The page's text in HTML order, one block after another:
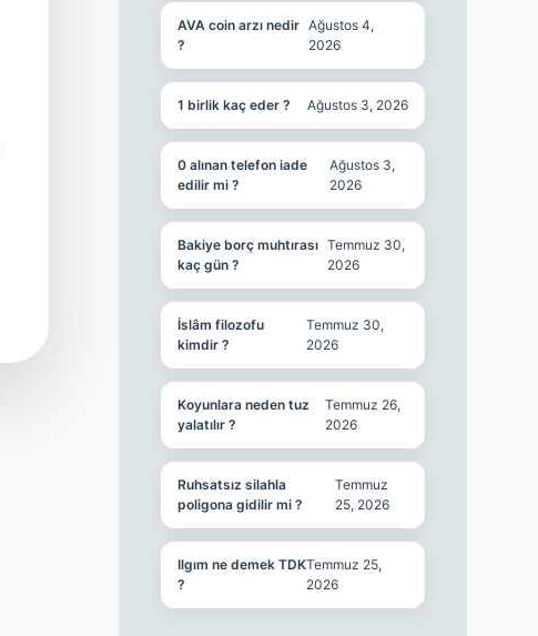
AVA coin arzı nedir
?
Ağustos 4,
2026
1 birlik kaç eder ? Ağustos 3, 2026
0 alınan telefon iade
edilir mi ?
Ağustos 3,
2026
Bakiye borç muhtırası
kaç gün ?
Temmuz 30,
2026
İslâm filozofu
kimdir ?
Temmuz 30,
2026
Koyunlara neden tuz
yalatılır ?
Temmuz 26,
2026
Ruhsatsız silahla
poligona gidilir mi ?
Temmuz
25, 2026
Ilgım ne demek TDK
?
Temmuz 25,
2026